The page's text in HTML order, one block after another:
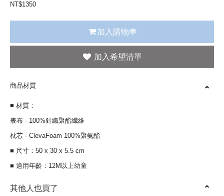
NT$1350
加入購物車
商品材質
■ 材質：
表布 - 100%針織聚酯纖維
枕芯 - ClevaFoam 100%聚氨酯
■ 尺寸：50 x 30 x 5.5 cm
■ 適用年齡：12M以上幼童
其他人也買了